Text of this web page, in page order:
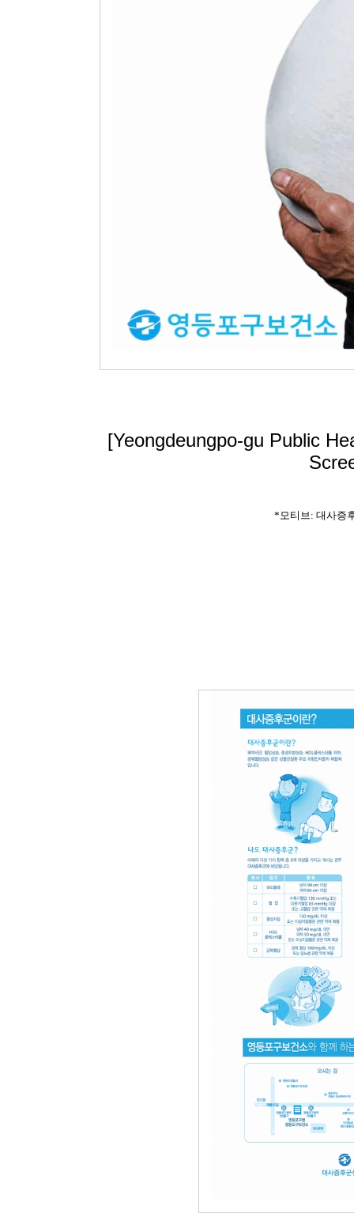
[Yeongdeungpo-gu Public
*모티브: 대사증